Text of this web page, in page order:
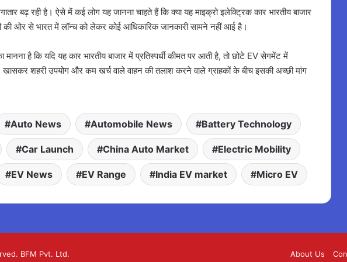
बढ़ रही है। ऐसे में कई लोग यह जानना चाहते हैं कि क्या यह माइक्रो इलेक्ट्रिक कार भारतीय बाजार
की ओर से भारत में लॉन्च को लेकर कोई आधिकारिक जानकारी सामने नहीं आई है।
है कि यदि यह कार भारतीय बाजार में प्रतिस्पर्धी कीमत पर आती है, तो छोटे EV सेगमेंट में
शहरी उपयोग और कम खर्च वाले वाहन की तलाश करने वाले ग्राहकों के बीच इसकी अच्छी मांग
Auto News Automobile News Battery Technology
Car Launch China Auto Market Electric Mobility
EV News EV Range India EV market Micro EV
BFM Pvt. Ltd. About Us